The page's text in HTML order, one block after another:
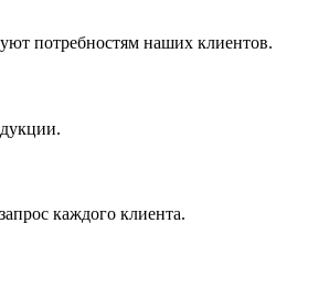
потребностям наших клиентов.
каждого клиента.